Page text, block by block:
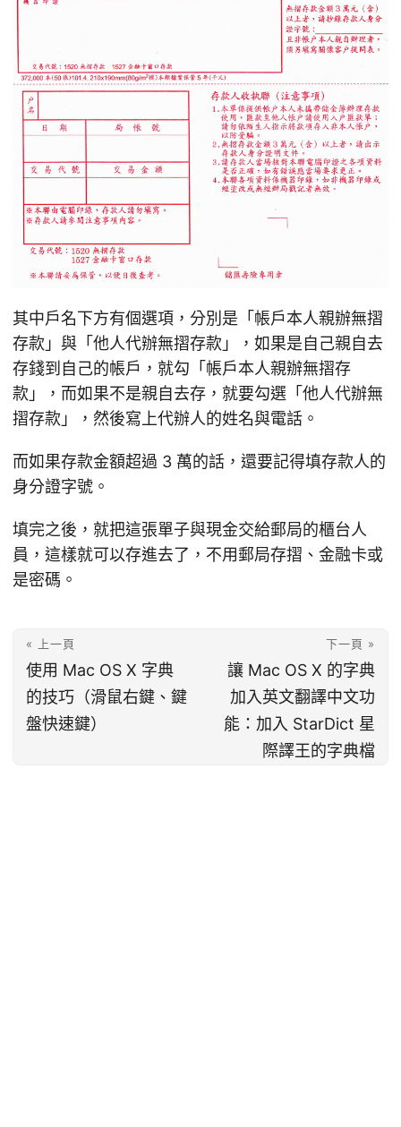
其中戶名下方有個選項，分別是「帳戶本人親辦無摺
存款」與「他人代辦無摺存款」，如果是自己親自去
存錢到自己的帳戶，就勾「帳戶本人親辦無摺存
款」，而如果不是親自去存，就要勾選「他人代辦無
摺存款」，然後寫上代辦人的姓名與電話。
而如果存款金額超過 3 萬的話，還要記得填存款人的
身分證字號。
填完之後，就把這張單子與現金交給郵局的櫃台人
員，這樣就可以存進去了，不用郵局存摺、金融卡或
是密碼。
« 上一頁
使用 Mac OS X 字典
的技巧（滑鼠右鍵、鍵
盤快速鍵）
下一頁 »
讓 Mac OS X 的字典
加入英文翻譯中文功
能：加入 StarDict 星
際譯王的字典檔